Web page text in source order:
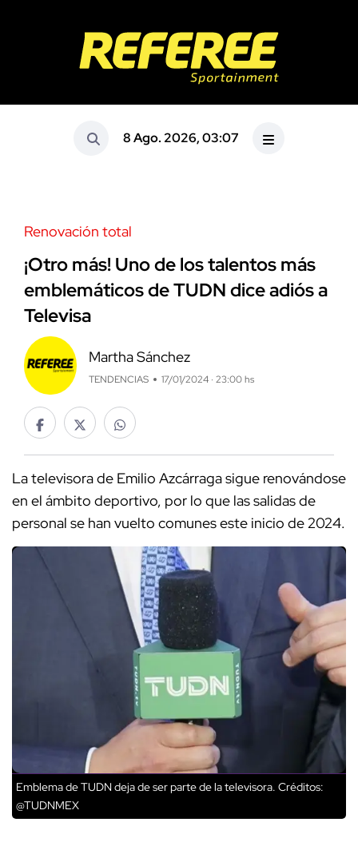
8 Ago. 2026, 03:07
Renovación total
¡Otro más! Uno de los talentos más
emblemáticos de TUDN dice adiós a
Televisa
Martha Sánchez
TENDENCIAS 17/01/2024 · 23:00 hs
La televisora de Emilio Azcárraga sigue renovándose
en el ámbito deportivo, por lo que las salidas de
personal se han vuelto comunes este inicio de 2024.
Emblema de TUDN deja de ser parte de la televisora. Créditos:
@TUDNMEX